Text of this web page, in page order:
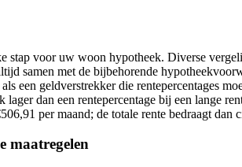
stap voor uw woon hypotheek. Diverse
samen met de bijbehorende
een geldverstrekker die rentepercentages
lager dan een rentepercentage bij een lange
per maand; de totale rente bedraagt dan
maatregelen